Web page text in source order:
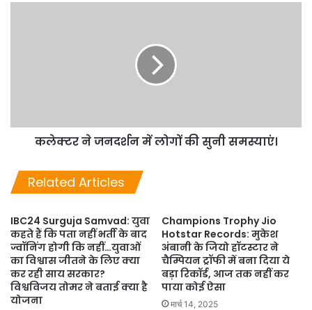
कलेक्टर ने जनदर्शन में लोगों की सुनी समस्याएं।
Related Articles
IBC24 Surguja Samvad: युवा
कहते हैं कि पता नहीं भर्ती के बाद
ज्वॉनिंग होगी कि नहीं…युवाओं
का विश्वास जीतने के लिए क्या
कर रही साय सरकार?
विश्वविजय तोमर ने बताई क्या है
योजना
Champions Trophy Jio
Hotstar Records: मुकेश
अंबानी के जियो हॉटस्टार ने
चैम्पियन ट्रॉफी में बना दिया ये
बड़ा रिकॉर्ड, आज तक नहीं कर
पाया कोई ऐसा
मार्च 14, 2025